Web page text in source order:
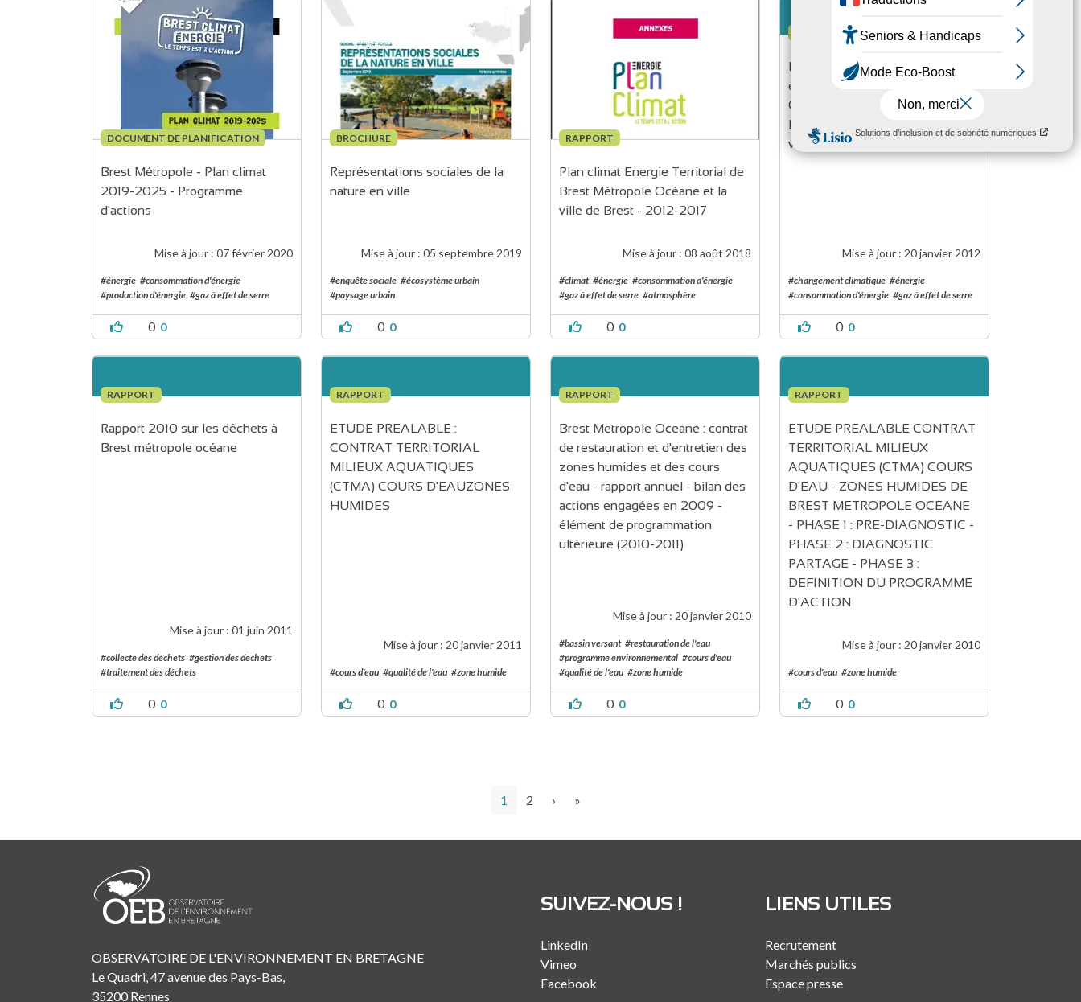
DOCUMENT DE PLANIFICATION
Brest Métropole - Plan climat
2019-2025 - Programme
d'actions
Mise à jour : 07 février 2020
#énergie #consommation d'énergie
#production d'énergie #gaz à effet de serre
0 0
BROCHURE
Représentations sociales de la
nature en ville
Mise à jour : 05 septembre 2019
#enquête sociale #écosystème urbain
#paysage urbain
0 0
RAPPORT
Plan climat Energie Territorial de
Brest Métropole Océane et la
ville de Brest - 2012-2017
Mise à jour : 08 août 2018
#climat #énergie #consommation d'énergie
#gaz à effet de serre #atmosphère
0 0
RAPPORT
Plan Climat Energie : le temps
est à l'action. 2012-2017 : Plan
Climat Energie Territorial de
Brest Métropole Océane et de la
ville de Brest
Mise à jour : 20 janvier 2012
#changement climatique #énergie
#consommation d'énergie #gaz à effet de serre
0 0
RAPPORT
Rapport 2010 sur les déchets à
Brest métropole océane
Mise à jour : 01 juin 2011
#collecte des déchets #gestion des déchets
#traitement des déchets
0 0
RAPPORT
ETUDE PREALABLE :
CONTRAT TERRITORIAL
MILIEUX AQUATIQUES
(CTMA) COURS D'EAUZONES
HUMIDES
Mise à jour : 20 janvier 2011
#cours d'eau #qualité de l'eau #zone humide
0 0
RAPPORT
Brest Metropole Oceane : contrat
de restauration et d'entretien des
zones humides et des cours
d'eau - rapport annuel - bilan des
actions engagées en 2009 -
élément de programmation
ultérieure (2010-2011)
Mise à jour : 20 janvier 2010
#bassin versant #restauration de l'eau
#programme environnemental #cours d'eau
#qualité de l'eau #zone humide
0 0
RAPPORT
ETUDE PREALABLE CONTRAT
TERRITORIAL MILIEUX
AQUATIQUES (CTMA) COURS
D'EAU - ZONES HUMIDES DE
BREST METROPOLE OCEANE
- PHASE 1 : PRE-DIAGNOSTIC -
PHASE 2 : DIAGNOSTIC
PARTAGE - PHASE 3 :
DEFINITION DU PROGRAMME
D'ACTION
Mise à jour : 20 janvier 2010
#cours d'eau #zone humide
0 0
Page courante
1 Page
2 Page suivante
› Dernière page
»
OBSERVATOIRE DE L'ENVIRONNEMENT EN BRETAGNE
Le Quadri, 47 avenue des Pays-Bas,
35200 Rennes
SUIVEZ-NOUS !
LinkedIn
Vimeo
Facebook
LIENS UTILES
Recrutement
Marchés publics
Espace presse